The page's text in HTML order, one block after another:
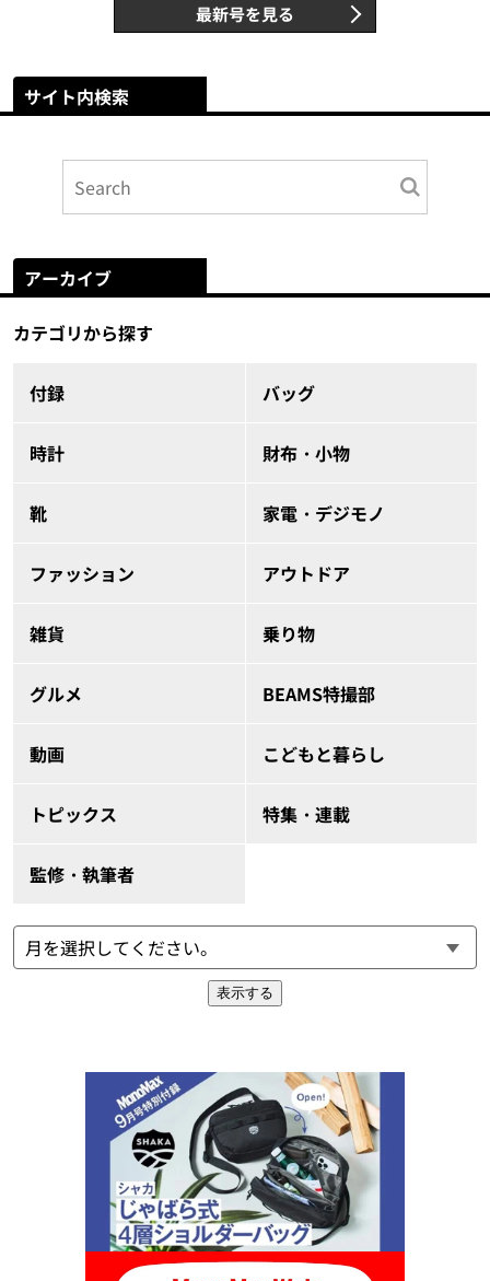
最新号を見る
サイト内検索
アーカイブ
カテゴリから探す
付録 バッグ
時計 財布・小物
靴 家電・デジモノ
ファッション アウトドア
雑貨 乗り物
グルメ BEAMS特撮部
動画 こどもと暮らし
トピックス 特集・連載
監修・執筆者
表示する